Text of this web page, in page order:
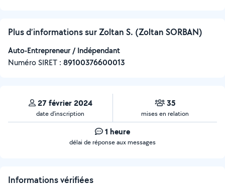
Plus d’informations sur Zoltan S. (Zoltan SORBAN)
Auto-Entrepreneur / Indépendant
Numéro SIRET : ‍89100376600013
27 février 2024
date d’inscription
35
mises en relation
1 heure
délai de réponse aux messages
Informations vérifiées